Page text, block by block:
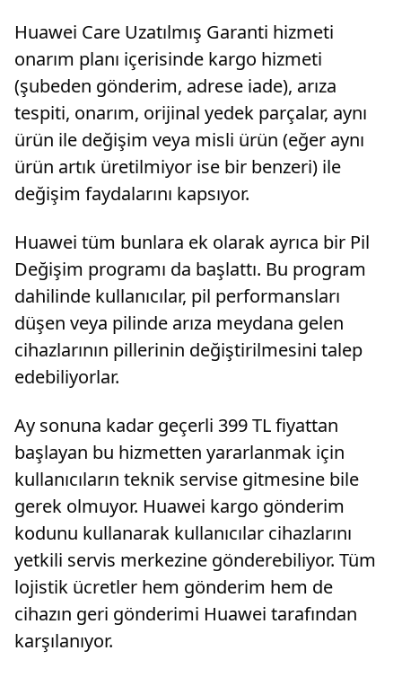
Huawei Care Uzatılmış Garanti hizmeti
onarım planı içerisinde kargo hizmeti
(şubeden gönderim, adrese iade), arıza
tespiti, onarım, orijinal yedek parçalar, aynı
ürün ile değişim veya misli ürün (eğer aynı
ürün artık üretilmiyor ise bir benzeri) ile
değişim faydalarını kapsıyor.
Huawei tüm bunlara ek olarak ayrıca bir Pil
Değişim programı da başlattı. Bu program
dahilinde kullanıcılar, pil performansları
düşen veya pilinde arıza meydana gelen
cihazlarının pillerinin değiştirilmesini talep
edebiliyorlar.
Ay sonuna kadar geçerli 399 TL fiyattan
başlayan bu hizmetten yararlanmak için
kullanıcıların teknik servise gitmesine bile
gerek olmuyor. Huawei kargo gönderim
kodunu kullanarak kullanıcılar cihazlarını
yetkili servis merkezine gönderebiliyor. Tüm
lojistik ücretler hem gönderim hem de
cihazın geri gönderimi Huawei tarafından
karşılanıyor.